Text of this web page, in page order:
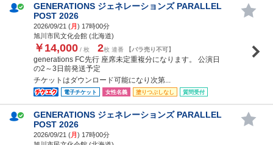
GENERATIONS ジェネレーションズ PARALLEL
POST 2026
2026/09/21 (月) 17時00分
旭川市民文化会館 (北海道)
￥14,000 / 枚 2枚 連番 【バラ売り不可】
generations FC先行 座席未定重複分になります。 公演日
の2～3日前発送予定
チケットはダウンロード可能になり次第...
電子チケット 女性名義 塗りつぶしなし 質問受付
GENERATIONS ジェネレーションズ PARALLEL
POST 2026
2026/09/21 (月) 17時00分